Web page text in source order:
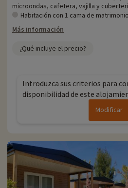
microondas, cafetera, vajilla y
Habitación con 1 cama de matrimonio
Más información
¿Qué incluye el precio?
Introduzca sus criterios para
disponibilidad de este
Modificar